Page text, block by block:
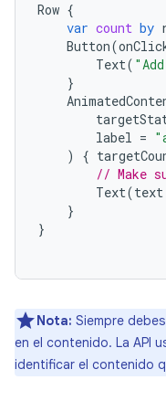
Row {
var count by
Button(
Text(
}
label =
)
{
// Make
Text(text
}
}
Nota: Siempre
en el contenido. La API
identificar el contenido